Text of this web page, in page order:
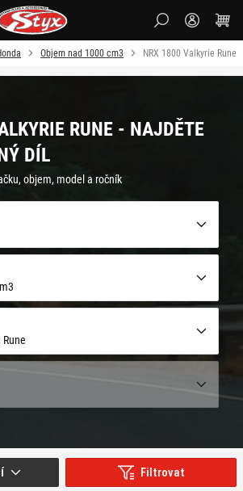
Objem nad 1000 cm3 NRX 1800 Valkyrie Rune
RUNE - NAJDĚTE
DÍL
objem, model a ročník
Filtrovat